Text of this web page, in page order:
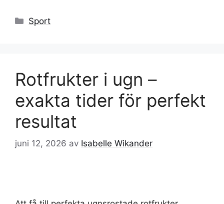
Kategorier
Sport
Rotfrukter i ugn –
exakta tider för perfekt
resultat
juni 12, 2026 av Isabelle Wikander